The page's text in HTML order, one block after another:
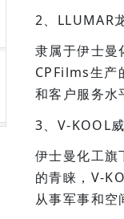
2、LLUMAR
隶属于伊士曼
CPFilms生产
和客户服务水
3、V-KOOL
伊士曼化工
的青睐，V-
从事军事和空